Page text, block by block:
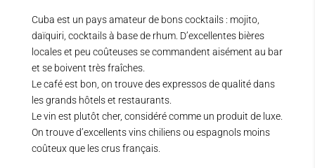
Cuba est un pays amateur de bons cocktails : mojito,
daïquiri, cocktails à base de rhum. D’excellentes bières
locales et peu coûteuses se commandent aisément au bar
et se boivent très fraîches.
Le café est bon, on trouve des expressos de qualité dans
les grands hôtels et restaurants.
Le vin est plutôt cher, considéré comme un produit de luxe.
On trouve d’excellents vins chiliens ou espagnols moins
coûteux que les crus français.